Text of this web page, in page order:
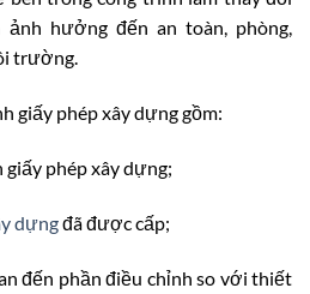
ảnh hưởng đến an toàn, phòng,
trường.
giấy phép xây dựng gồm:
phép xây dựng;
dựngđã được cấp;
đến phần điều chỉnh so với thiết